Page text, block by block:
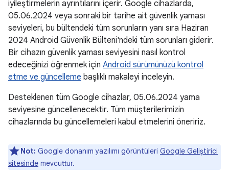
iyileştirmelerin ayrıntılarını içerir. Google cihazlarda,
05.06.2024 veya sonraki bir tarihe ait güvenlik yaması
seviyeleri, bu bültendeki tüm sorunların yanı sıra Haziran
2024 Android Güvenlik Bülteni'ndeki tüm sorunları giderir.
Bir cihazın güvenlik yaması seviyesini nasıl kontrol
edeceğinizi öğrenmek için Android sürümünüzü kontrol
etme ve güncelleme başlıklı makaleyi inceleyin.
Desteklenen tüm Google cihazlar, 05.06.2024 yama
seviyesine güncellenecektir. Tüm müşterilerimizin
cihazlarında bu güncellemeleri kabul etmelerini öneririz.
Not: Google donanım yazılımı görüntüleri Google Geliştirici
sitesinde mevcuttur.